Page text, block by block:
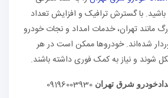
باشید. با گسترش ترافیک و افزایش تعداد
مانند تهران، خدمات امداد و نجات خودرو
شده‌اند. خودروها ممکن است در هر
شوند و نیاز به کمک فوری داشته باشند.
شرق تهران